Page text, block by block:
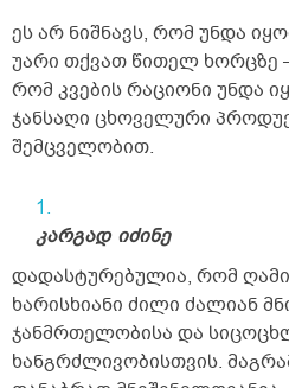
ეს არ ნიშნავს, რომ უნდა
უარი თქვათ წითელ ხორცზე
რომ კვების რაციონი უნდა
ჯანსაღი ცხოველური
შემცველობით.
კარგად იძინე
დადასტურებულია, რომ
ხარისხიანი ძილი ძალიან
ჯანმრთელობისა და
ხანგრძლივობისთვის.